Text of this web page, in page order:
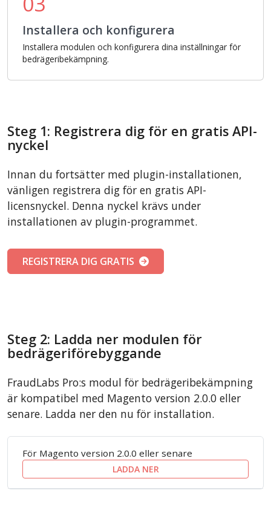
Installera och konfigurera
Installera modulen och konfigurera dina inställningar för
bedrägeribekämpning.
Steg 1: Registrera dig för en gratis API-
nyckel
Innan du fortsätter med plugin-installationen,
vänligen registrera dig för en gratis API-
licensnyckel. Denna nyckel krävs under
installationen av plugin-programmet.
REGISTRERA DIG GRATIS
Steg 2: Ladda ner modulen för
bedrägeriförebyggande
FraudLabs Pro:s modul för bedrägeribekämpning
är kompatibel med Magento version 2.0.0 eller
senare. Ladda ner den nu för installation.
För Magento version 2.0.0 eller senare
LADDA NER